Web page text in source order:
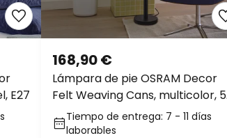
E27
Lámpara de pie OSRAM Decor
Felt Weaving Cans, multicolor, 5
luces, E14
168,90 €
Tiempo de entrega: 7 - 11 días
laborables